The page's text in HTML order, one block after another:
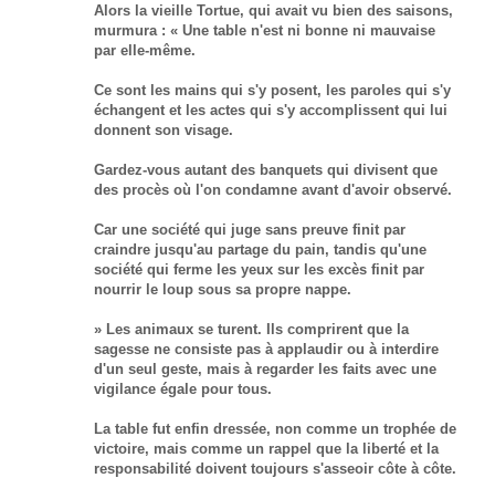
Alors la vieille Tortue, qui avait vu bien des saisons,
murmura : « Une table n'est ni bonne ni mauvaise
par elle-même.
Ce sont les mains qui s'y posent, les paroles qui s'y
échangent et les actes qui s'y accomplissent qui lui
donnent son visage.
Gardez-vous autant des banquets qui divisent que
des procès où l'on condamne avant d'avoir observé.
Car une société qui juge sans preuve finit par
craindre jusqu'au partage du pain, tandis qu'une
société qui ferme les yeux sur les excès finit par
nourrir le loup sous sa propre nappe.
» Les animaux se turent. Ils comprirent que la
sagesse ne consiste pas à applaudir ou à interdire
d'un seul geste, mais à regarder les faits avec une
vigilance égale pour tous.
La table fut enfin dressée, non comme un trophée de
victoire, mais comme un rappel que la liberté et la
responsabilité doivent toujours s'asseoir côte à côte.